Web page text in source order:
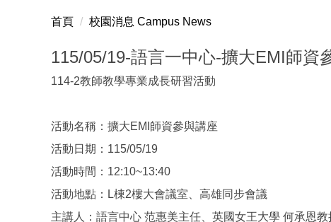
首頁 校園消息 Campus News
115/05/19-語言一中心-擴大EMI師資
114-2教師教學專業成長研習活動
活動名稱：擴大EMI師資參與講座
活動日期：115/05/19
活動時間：12:10~13:40
活動地點：L棟2樓大會議室、高雄同步會議
主講人：語言中心 范惠美主任、英國女王大學 何承恩教